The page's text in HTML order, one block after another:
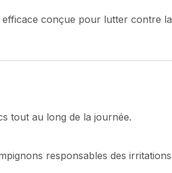
conçue pour lutter contre la
tout au long de la journée.
responsables des irritations